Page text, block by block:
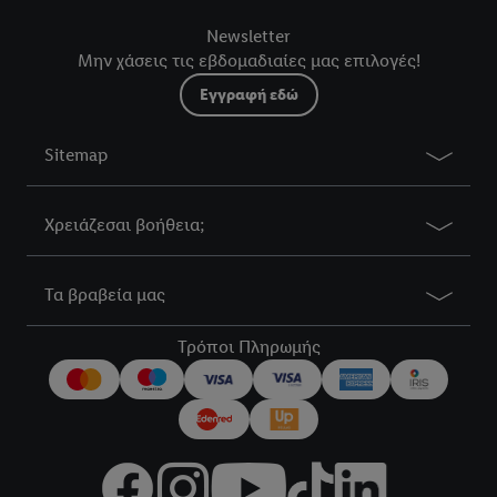
Newsletter
Μην χάσεις τις εβδομαδιαίες μας επιλογές!
Εγγραφή εδώ
Sitemap
Χρειάζεσαι βοήθεια;
Τα βραβεία μας
Τρόποι Πληρωμής